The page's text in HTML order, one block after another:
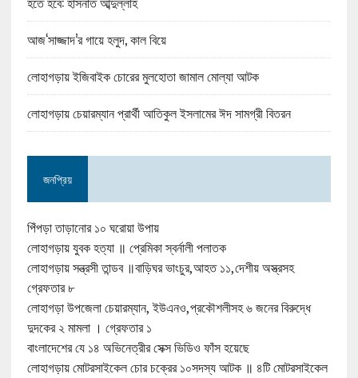
আজ‘সাজ্জাদ’র গায়ে হলুদ, কাল বিয়ে
লোহাগড়ায় ইজিবাইক চোরের মুলহোতা জামাল মোল্যা আটক
লোহাগড়ায় চেয়ারম্যান প্রার্থী আতিকুল ইসলামের ঈদ সামগ্রী বিতরন
জনপ্রিয়
পিঁপড়া তাড়ানোর ১০ ঘরোয়া উপায়
লোহাগড়ায় যুবক হত্যা ॥ প্রেমিকা স্বর্নালী পলাতক
লোহাগড়ায় সন্ত্রসী তান্ডব ॥বাড়িঘর ভাংচুর,আহত ১১,দেশীয় অস্ত্রসহ
গ্রেফতার ৮
লোহাগড়া উপজেলা চেয়ারম্যান, ইউএনও,প্রকৌশলীসহ ৬ জনের বিরুদ্ধে
দুদকের ২ মামলা । গ্রেফতার ১
বাংলাদেশের যে ১৪ অভিনেত্রীর সেক্স ভিডিও ফাঁস হয়েছে
লোহাগড়ায় মোটরসাইকেল চোর চক্রের ১০সদস্য আটক ॥ ৪টি মোটরসাইকেল